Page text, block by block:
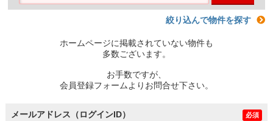
絞り込んで物件を探す
ホームページに掲載されていない物件も
多数ございます。
お手数ですが、
会員登録フォームよりお問合せ下さい。
メールアドレス（ログインID） 必須